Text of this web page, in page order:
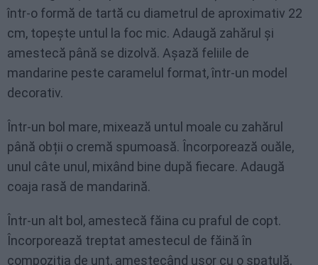
într-o formă de tartă cu diametrul de aproximativ 22
cm, topește untul la foc mic. Adaugă zahărul și
amestecă până se dizolvă. Așază feliile de
mandarine peste caramelul format, într-un model
decorativ.
Într-un bol mare, mixează untul moale cu zahărul
până obții o cremă spumoasă. Încorporează ouăle,
unul câte unul, mixând bine după fiecare. Adaugă
coaja rasă de mandarină.
Într-un alt bol, amestecă făina cu praful de copt.
Încorporează treptat amestecul de făină în
compoziția de unt, amestecând ușor cu o spatulă,